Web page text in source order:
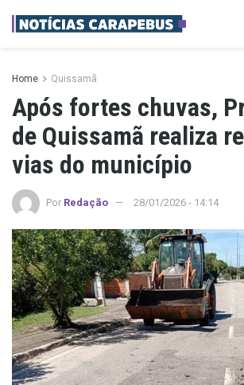
Home Quissamã
Após fortes chuvas,
de Quissamã realiza
vias do município
Por Redação 28/01/2026 - 14:14